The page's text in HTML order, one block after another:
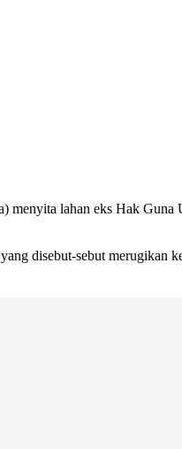
menyita lahan eks Hak Guna
disebut-sebut